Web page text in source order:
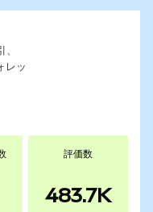
レッ
評価数
483.7K